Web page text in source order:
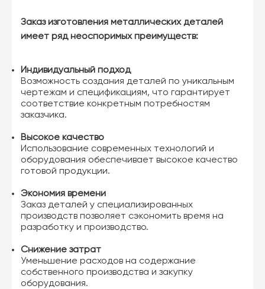
Заказ изготовления металлических деталей
имеет ряд неоспоримых преимуществ:
Индивидуальный подход
Возможность создания деталей по уникальным
чертежам и спецификациям, что гарантирует
соответствие конкретным потребностям
заказчика.
Высокое качество
Использование современных технологий и
оборудования обеспечивает высокое качество
готовой продукции.
Экономия времени
Заказ деталей у специализированных
производств позволяет сэкономить время на
разработку и производство.
Снижение затрат
Уменьшение расходов на содержание
собственного производства и закупку
оборудования.